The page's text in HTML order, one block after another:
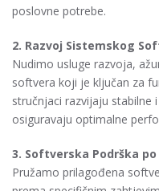
poslovne potrebe.
2. Razvoj Sistemskog
Nudimo usluge razvoja,
softvera koji je ključan za
stručnjaci razvijaju stabilne
osiguravaju optimalne
3. Softverska Podrška
Pružamo prilagođena